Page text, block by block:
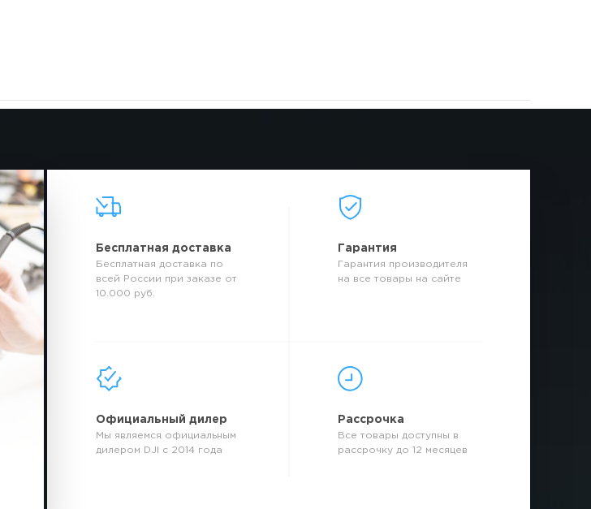
Бесплатная доставка
Бесплатная доставка по
всей России при заказе от
10.000 руб.
Гарантия
Гарантия производителя
на все товары на сайте
Официальный дилер
Мы являемся официальным
дилером DJI с 2014 года
Рассрочка
Все товары доступны в
рассрочку до 12 месяцев